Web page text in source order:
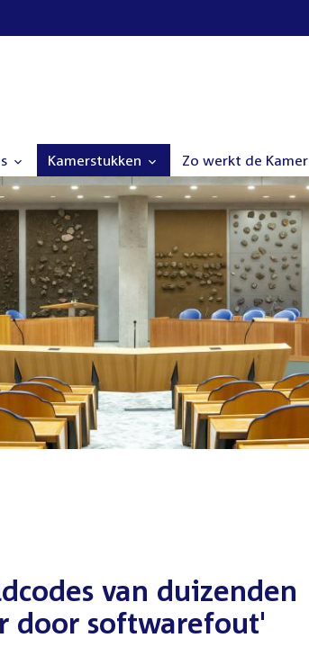
Kamerstukken Zo werkt de Kamer
van duizenden
door softwarefout'